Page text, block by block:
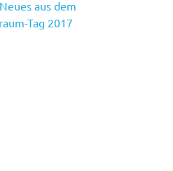
Neues aus dem
Tag 2017